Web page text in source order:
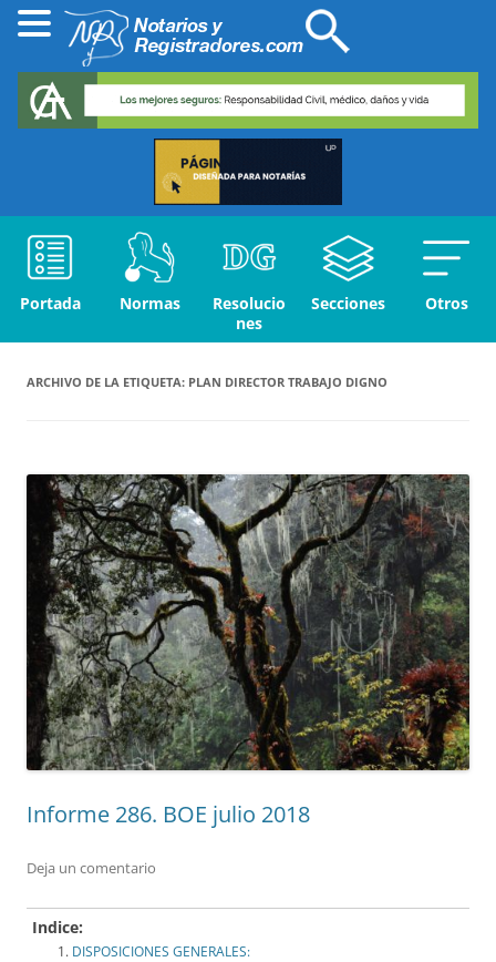
Portada Normas
Resolucio
nes
Secciones Otros
ARCHIVO DE LA ETIQUETA: PLAN DIRECTOR TRABAJO DIGNO
Informe 286. BOE julio 2018
Deja un comentario
Indice:
DISPOSICIONES GENERALES: